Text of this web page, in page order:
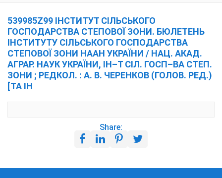
539985Z99 ІНСТИТУТ СІЛЬСЬКОГО
ГОСПОДАРСТВА СТЕПОВОЇ ЗОНИ. БЮЛЕТЕНЬ
ІНСТИТУТУ СІЛЬСЬКОГО ГОСПОДАРСТВА
СТЕПОВОЇ ЗОНИ НААН УКРАЇНИ / НАЦ. АКАД.
АГРАР. НАУК УКРАЇНИ, ІН–Т СІЛ. ГОСП–ВА СТЕП.
ЗОНИ ; РЕДКОЛ. : А. В. ЧЕРЕНКОВ (ГОЛОВ. РЕД.)
[ТА ІН
Share: